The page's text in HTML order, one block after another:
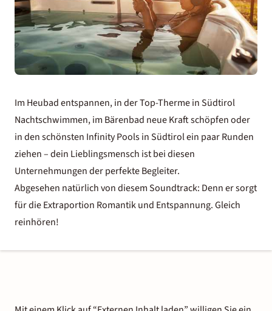
Im Heubad entspannen, in der Top-Therme in Südtirol
Nachtschwimmen, im Bärenbad neue Kraft schöpfen oder
in den schönsten Infinity Pools in Südtirol ein paar Runden
ziehen – dein Lieblingsmensch ist bei diesen
Unternehmungen der perfekte Begleiter.
Abgesehen natürlich von diesem Soundtrack: Denn er sorgt
für die Extraportion Romantik und Entspannung. Gleich
reinhören!